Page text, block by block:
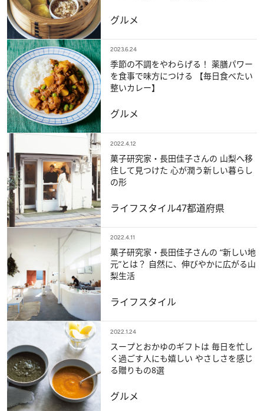
グルメ
2023.6.24
季節の不調をやわらげる！ 薬膳パワー
を食事で味方につける 【毎日食べたい
整いカレー】
グルメ
2022.4.12
菓子研究家・長田佳子さんの 山梨へ移
住して見つけた 心が潤う新しい暮らし
の形
ライフスタイル47都道府県
2022.4.11
菓子研究家・長田佳子さんの “新しい地
元”とは？ 自然に、伸びやかに広がる山
梨生活
ライフスタイル
2022.1.24
スープとおかゆのギフトは 毎日を忙し
く過ごす人にも嬉しい やさしさを感じ
る贈りもの8選
グルメ